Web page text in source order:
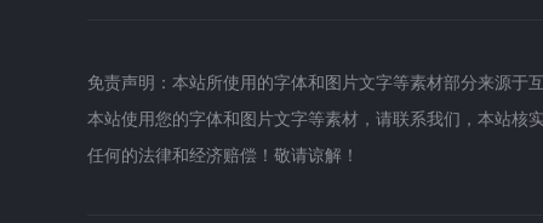
免责声明：本站所使用的字体和图片文字等素材部分来源
本站使用您的字体和图片文字等素材，请联系我们，本站
任何的法律和经济赔偿！敬请谅解！